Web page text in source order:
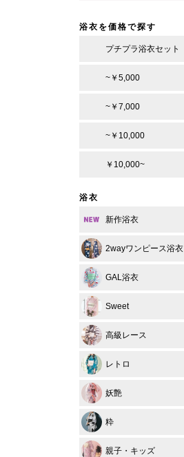
浴衣を価格で探す
プチプラ浴衣セット
~￥5,000
~￥7,000
~￥10,000
￥10,000~
浴衣
新作浴衣
2wayワンピース浴衣
GAL浴衣
Sweet
高級レース
レトロ
妖艶
粋
親子・キッズ